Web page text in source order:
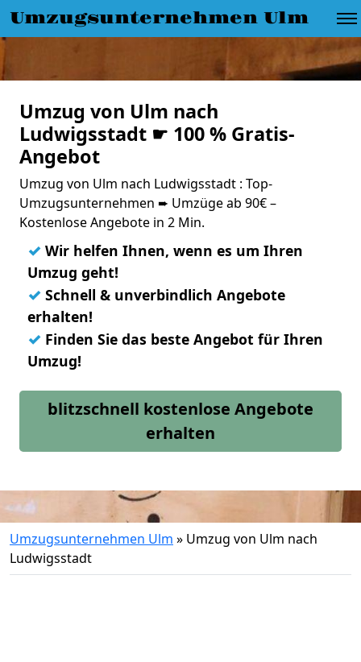
Umzugsunternehmen Ulm
Umzug von Ulm nach
Ludwigsstadt ☛ 100 % Gratis-
Angebot
Umzug von Ulm nach Ludwigsstadt : Top-
Umzugsunternehmen ➨ Umzüge ab 90€ –
Kostenlose Angebote in 2 Min.
✓ Wir helfen Ihnen, wenn es um Ihren
Umzug geht!
✓ Schnell & unverbindlich Angebote
erhalten!
✓ Finden Sie das beste Angebot für Ihren
Umzug!
blitzschnell kostenlose Angebote
erhalten
Umzugsunternehmen Ulm » Umzug von Ulm nach
Ludwigsstadt